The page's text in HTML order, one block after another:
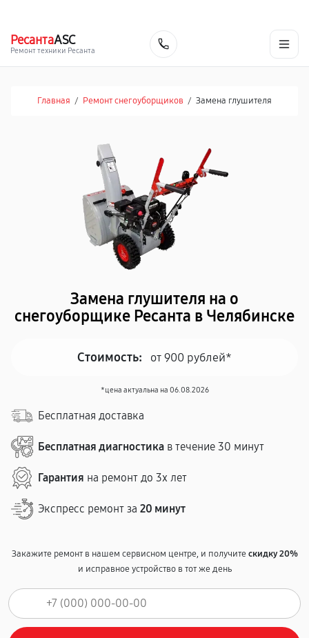
РесантаASC
Ремонт техники Ресанта
Главная / Ремонт снегоуборщиков / Замена глушителя
Замена глушителя на о
снегоуборщике Ресанта в Челябинске
Стоимость: от 900 рублей*
*цена актуальна на 06.08.2026
Бесплатная доставка
Бесплатная диагностика в течение 30 минут
Гарантия на ремонт до 3х лет
Экспресс ремонт за 20 минут
Закажите ремонт в нашем сервисном центре, и получитескидку 20%
и исправное устройство в тот же день